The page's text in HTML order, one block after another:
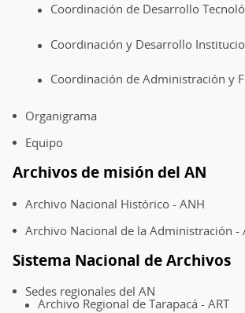
Coordinación de Desarrollo
Coordinación y Desarrollo
Coordinación de Administración y
Organigrama
Equipo
Archivos de misión del AN
Archivo Nacional Histórico - ANH
Archivo Nacional de la Administración -
Sistema Nacional de Archivos
Sedes regionales del AN
Archivo Regional de Tarapacá - ART